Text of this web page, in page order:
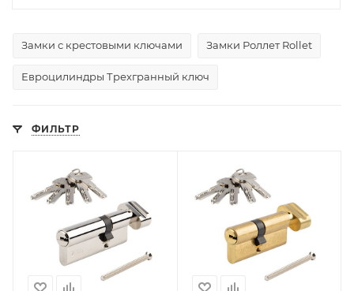
Замки с крестовыми ключами Замки Роллет Rollet
Евроцилиндры Трехгранный ключ
ФИЛЬТР